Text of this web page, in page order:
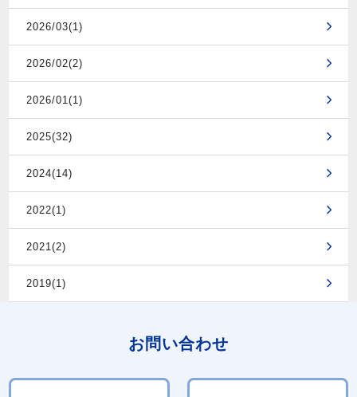
2026/03(1)
2026/02(2)
2026/01(1)
2025(32)
2024(14)
2022(1)
2021(2)
2019(1)
お問い合わせ